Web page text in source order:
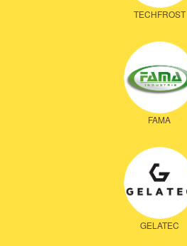
TECHFROST
FAMA
GELATEC